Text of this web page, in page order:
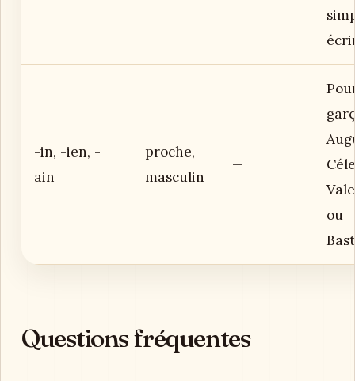
-in, -ien, -
ain
proche,
masculin
—
ou
Questions fréquentes